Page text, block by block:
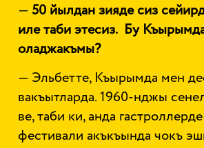
— 50 йылдан зияде сиз
иле таби этесиз. Бу
оладжакъмы?
— Эльбетте, Къырымда мен
вакъытларда. 1960-нджы
ве, таби ки, анда
фестивали акъкъында чокъ